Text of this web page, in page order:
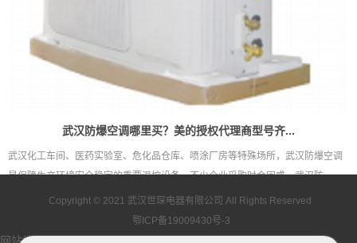
武汉防爆空调哪里买？美的授权代理商型号齐...
武汉化工车间、医药实验室、危化品仓库、喷涂厂房等特殊场所，武汉防爆空调
是保障生产环境安全稳定的重要温控设备。不少企业采购时会困惑，武汉防...
2026-08-05 15:53:43
Copyright © 2021 武汉世琛电器有限公司 All Rights Reserved
鄂ICP备19009430号-3